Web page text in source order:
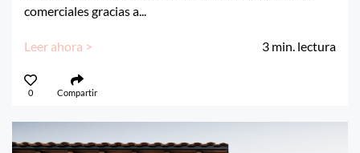
comerciales gracias a...
Leer ahora > 3 min. lectura
0 Compartir